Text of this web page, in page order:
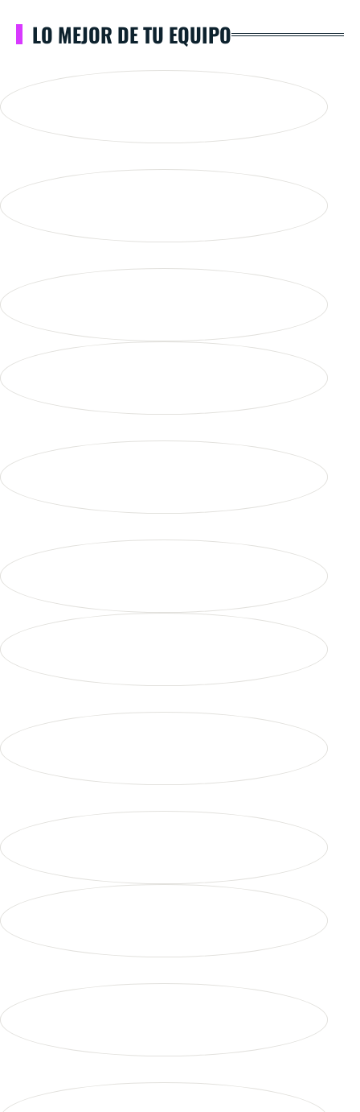
LO MEJOR DE TU EQUIPO